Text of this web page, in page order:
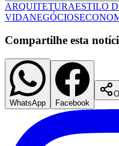
ARQUITETURAESTILO
VIDANEGÓCIOS
Compartilhe esta
WhatsApp Facebook